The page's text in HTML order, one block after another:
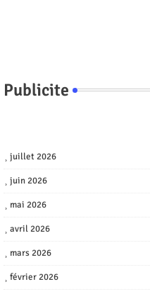
Publicite
juillet 2026
juin 2026
mai 2026
avril 2026
mars 2026
février 2026